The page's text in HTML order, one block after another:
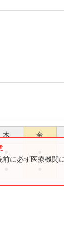
木 金
に必ず医療機関